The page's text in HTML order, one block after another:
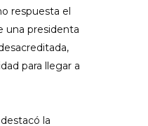
respuesta el
una presidenta
para llegar a
la